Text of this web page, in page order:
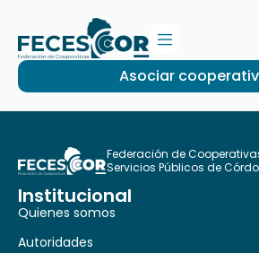
Asociar
Federación de
Servicios Públicos de
Institucional
Quienes somos
Autoridades